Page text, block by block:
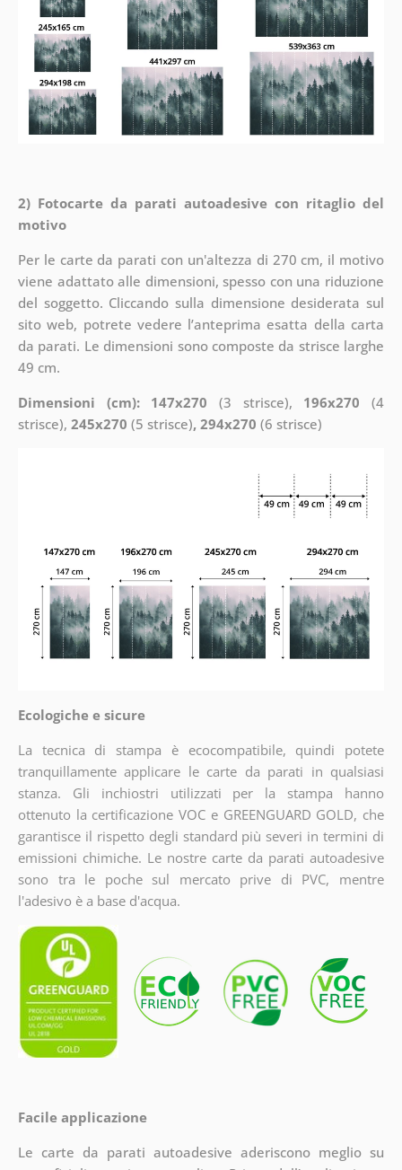
2) Fotocarte da parati autoadesive con ritaglio del
motivo
Per le carte da parati con un'altezza di 270 cm, il motivo
viene adattato alle dimensioni, spesso con una riduzione
del soggetto. Cliccando sulla dimensione desiderata sul
sito web, potrete vedere l’anteprima esatta della carta
da parati. Le dimensioni sono composte da strisce larghe
49 cm.
Dimensioni (cm): 147x270 (3 strisce), 196x270 (4
strisce), 245x270 (5 strisce), 294x270 (6 strisce)
Ecologiche e sicure
La tecnica di stampa è ecocompatibile, quindi potete
tranquillamente applicare le carte da parati in qualsiasi
stanza. Gli inchiostri utilizzati per la stampa hanno
ottenuto la certificazione VOC e GREENGUARD GOLD, che
garantisce il rispetto degli standard più severi in termini di
emissioni chimiche. Le nostre carte da parati autoadesive
sono tra le poche sul mercato prive di PVC, mentre
l'adesivo è a base d'acqua.
Facile applicazione
Le carte da parati autoadesive aderiscono meglio su